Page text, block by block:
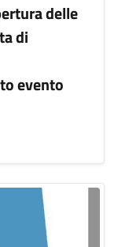
delle
di
evento